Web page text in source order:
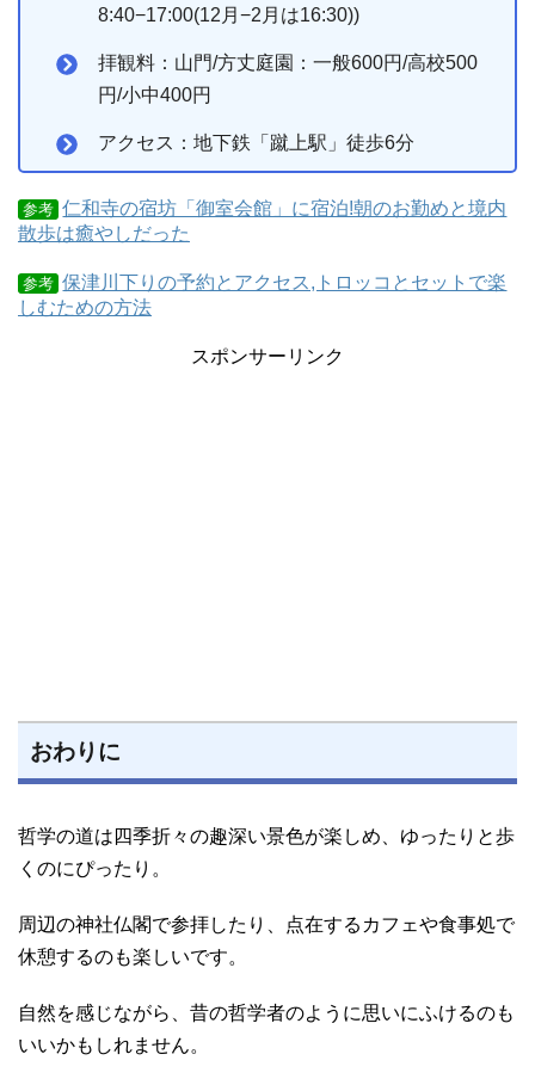
8:40−17:00(12月−2月は16:30))
拝観料：山門/方丈庭園：一般600円/高校500
円/小中400円
アクセス：地下鉄「蹴上駅」徒歩6分
参考 仁和寺の宿坊「御室会館」に宿泊!朝のお勤めと境内
散歩は癒やしだった
参考 保津川下りの予約とアクセス,トロッコとセットで楽
しむための方法
スポンサーリンク
おわりに
哲学の道は四季折々の趣深い景色が楽しめ、ゆったりと歩
くのにぴったり。
周辺の神社仏閣で参拝したり、点在するカフェや食事処で
休憩するのも楽しいです。
自然を感じながら、昔の哲学者のように思いにふけるのも
いいかもしれません。